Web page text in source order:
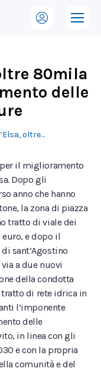
80mila
delle
oltre…
il miglioramento
Dopo gli
anno che hanno
la zona di piazza
tratto di viale dei
e dopo il
sant’Agostino
a due nuovi
della condotta
tratto di rete idrica in
l’imponente
delle
in linea con gli
e con la propria
comunità e del